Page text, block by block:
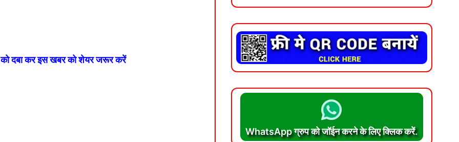
को दबा कर इस खबर को शेयर जरूर करें
WhatsApp ग्रुप को जॉईन करने के लिए क्लिक करें.